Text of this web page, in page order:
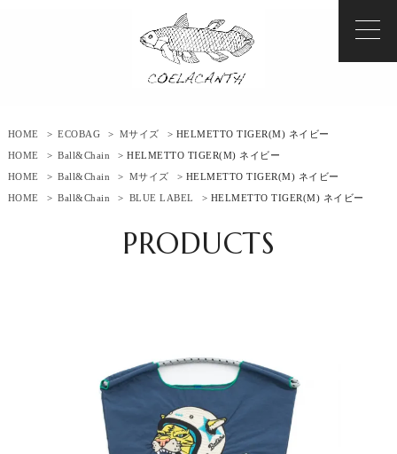
HOME > ECOBAG > Mサイズ
> HELMETTO TIGER(M) ネイビー
HOME
> Ball&Chain
> HELMETTO TIGER(M) ネイビー
HOME
> Ball&Chain > Mサイズ
> HELMETTO TIGER(M) ネイビー
HOME
> Ball&Chain > BLUE LABEL > HELMETTO TIGER(M) ネイビー
PRODUCTS